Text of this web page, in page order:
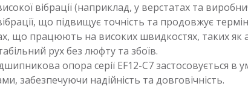
вібрації (наприклад, у верстатах та
що підвищує точність та продовжує
що працюють на високих швидкостях, таких як
рух без люфту та збоїв.
опора серії EF12-C7 застосовується
забезпечуючи надійність та довговічність.